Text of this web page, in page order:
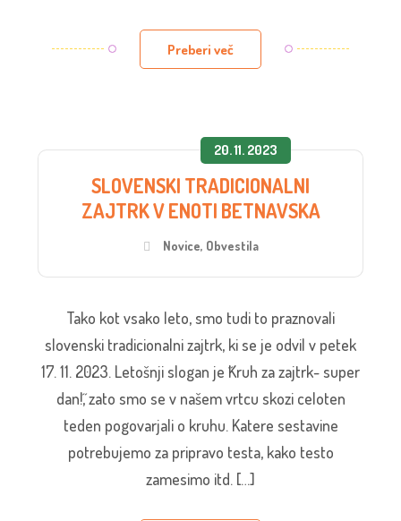
Preberi več
20. 11. 2023
SLOVENSKI TRADICIONALNI
ZAJTRK V ENOTI BETNAVSKA
Novice, Obvestila
Tako kot vsako leto, smo tudi to praznovali
slovenski tradicionalni zajtrk, ki se je odvil v petek
17. 11. 2023. Letošnji slogan je ˝Kruh za zajtrk- super
dan!˝, zato smo se v našem vrtcu skozi celoten
teden pogovarjali o kruhu. Katere sestavine
potrebujemo za pripravo testa, kako testo
zamesimo itd. […]